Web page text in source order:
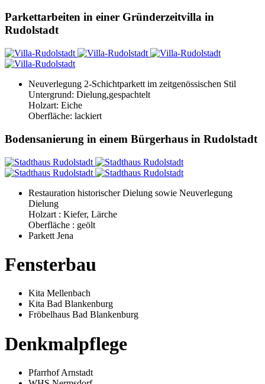
Parkettarbeiten in einer Gründerzeitvilla in
Rudolstadt
Neuverlegung 2-Schichtparkett im zeitgenössischen Stil
Untergrund: Dielung,gespachtelt
Holzart: Eiche
Oberfläche: lackiert
Bodensanierung in einem Bürgerhaus in Rudolstadt
Restauration historischer Dielung sowie Neuverlegung
Dielung
Holzart : Kiefer, Lärche
Oberfläche : geölt
Parkett Jena
Fensterbau
Kita Mellenbach
Kita Bad Blankenburg
Fröbelhaus Bad Blankenburg
Denkmalpflege
Pfarrhof Arnstadt